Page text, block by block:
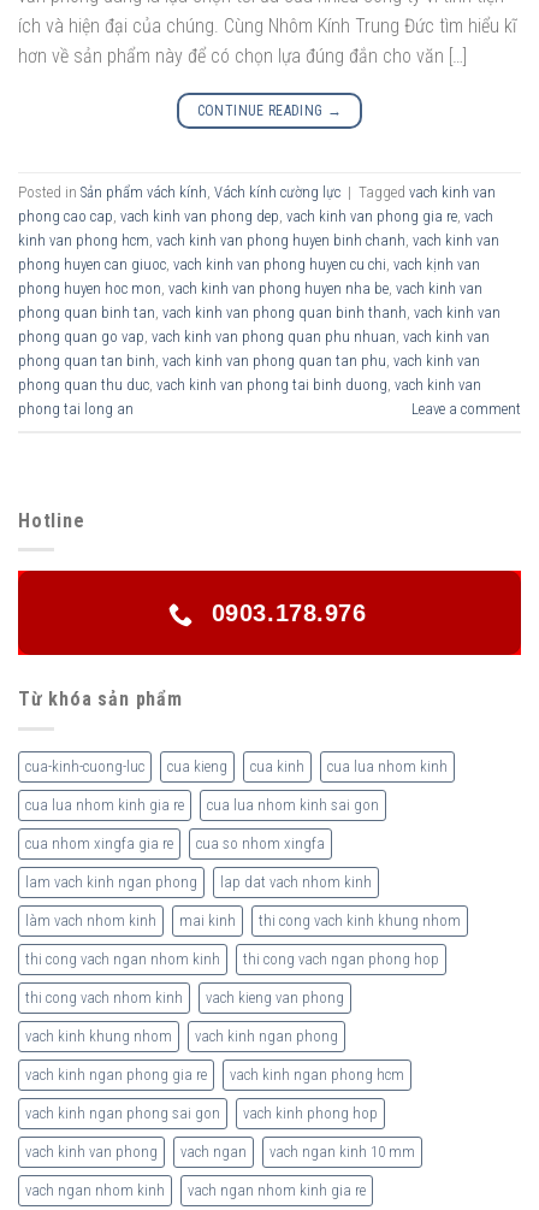
ích và hiện đại của chúng. Cùng Nhôm Kính Trung Đức tìm hiểu kĩ
hơn về sản phẩm này để có chọn lựa đúng đắn cho văn […]
CONTINUE READING →
Posted in Sản phẩm vách kính, Vách kính cường lực | Tagged vach kinh van
phong cao cap, vach kinh van phong dep, vach kinh van phong gia re, vach
kinh van phong hcm, vach kinh van phong huyen binh chanh, vach kinh van
phong huyen can giuoc, vach kinh van phong huyen cu chi, vach kịnh van
phong huyen hoc mon, vach kinh van phong huyen nha be, vach kinh van
phong quan binh tan, vach kinh van phong quan binh thanh, vach kinh van
phong quan go vap, vach kinh van phong quan phu nhuan, vach kinh van
phong quan tan binh, vach kinh van phong quan tan phu, vach kinh van
phong quan thu duc, vach kinh van phong tai binh duong, vach kinh van
phong tai long an
Leave a comment
Hotline
0903.178.976
Từ khóa sản phẩm
cua-kinh-cuong-luc cua kieng cua kinh cua lua nhom kinh
cua lua nhom kinh gia re cua lua nhom kinh sai gon
cua nhom xingfa gia re cua so nhom xingfa
lam vach kinh ngan phong lap dat vach nhom kinh
làm vach nhom kinh mai kinh thi cong vach kinh khung nhom
thi cong vach ngan nhom kinh thi cong vach ngan phong hop
thi cong vach nhom kinh vach kieng van phong
vach kinh khung nhom vach kinh ngan phong
vach kinh ngan phong gia re vach kinh ngan phong hcm
vach kinh ngan phong sai gon vach kinh phong hop
vach kinh van phong vach ngan vach ngan kinh 10 mm
vach ngan nhom kinh vach ngan nhom kinh gia re